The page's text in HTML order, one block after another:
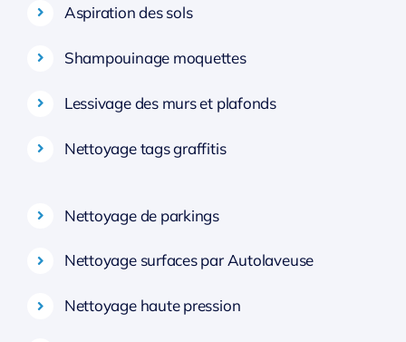
Aspiration des sols
Shampouinage moquettes
Lessivage des murs et plafonds
Nettoyage tags graffitis
Nettoyage de parkings
Nettoyage surfaces par Autolaveuse
Nettoyage haute pression